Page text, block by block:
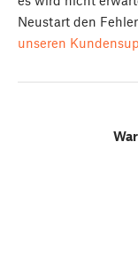
Neustart den
unseren